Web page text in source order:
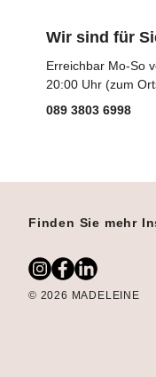
Wir sind für
Erreichbar Mo-So
20:00 Uhr (zum
089 3803 6998
Finden Sie mehr
© 2026 MADELEINE